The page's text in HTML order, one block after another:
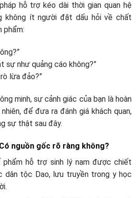
hỗ trợ kéo dài thời gian quan hệ
không ít người đặt dấu hỏi về chất
phẩm:
sự như quảng cáo không?”
lừa đảo?”
minh, sự cảnh giác của bạn là hoàn
để đưa ra đánh giá khách quan,
sự thật sau đây.
nguồn gốc rõ ràng không?
phẩm hỗ trợ sinh lý nam được chiết
tộc Dao, lưu truyền trong y học